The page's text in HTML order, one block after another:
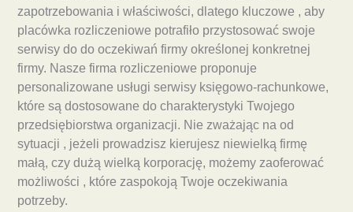
zapotrzebowania i właściwości, dlatego kluczowe , aby
placówka rozliczeniowe potrafiło przystosować swoje
serwisy do do oczekiwań firmy określonej konkretnej
firmy. Nasze firma rozliczeniowe proponuje
personalizowane usługi serwisy księgowo-rachunkowe,
które są dostosowane do charakterystyki Twojego
przedsiębiorstwa organizacji. Nie zważając na od
sytuacji , jeżeli prowadzisz kierujesz niewielką firmę
małą, czy dużą wielką korporację, możemy zaoferować
możliwości , które zaspokoją Twoje oczekiwania
potrzeby.